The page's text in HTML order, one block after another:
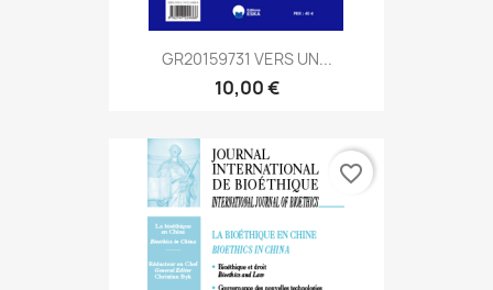
GR20159731 VERS UN...
10,00 €
favorite_border